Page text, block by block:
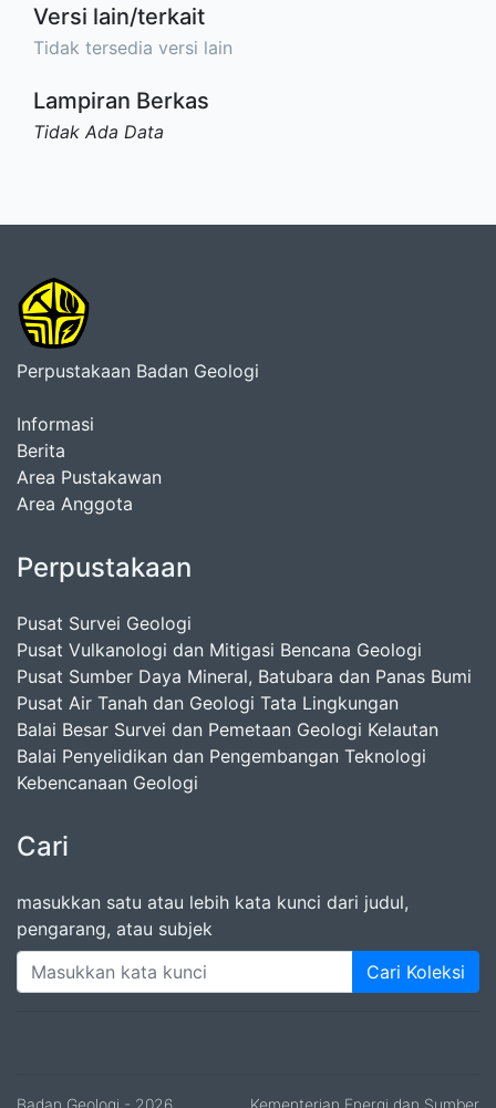
Versi lain/terkait
Tidak tersedia versi lain
Lampiran Berkas
Tidak Ada Data
Perpustakaan Badan Geologi
Informasi
Berita
Area Pustakawan
Area Anggota
Perpustakaan
Pusat Survei Geologi
Pusat Vulkanologi dan Mitigasi Bencana Geologi
Pusat Sumber Daya Mineral, Batubara dan Panas Bumi
Pusat Air Tanah dan Geologi Tata Lingkungan
Balai Besar Survei dan Pemetaan Geologi Kelautan
Balai Penyelidikan dan Pengembangan Teknologi
Kebencanaan Geologi
Cari
masukkan satu atau lebih kata kunci dari judul,
pengarang, atau subjek
Cari Koleksi
Badan Geologi - 2026 Kementerian Energi dan Sumber